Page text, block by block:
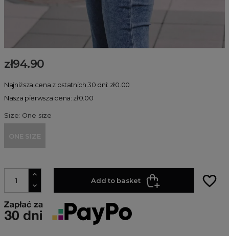
zł94.90
Najniższa cena z ostatnich 30 dni: zł0.00
Nasza pierwsza cena: zł0.00
Size: One size
ONE SIZE
Add to basket favorite_border